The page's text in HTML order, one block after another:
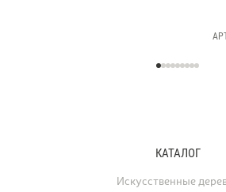
КАТАЛОГ
Искусственные